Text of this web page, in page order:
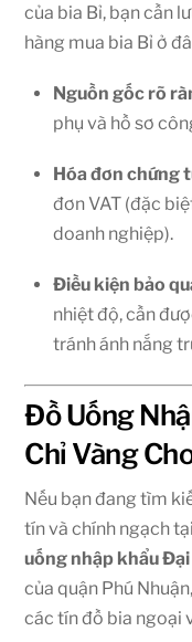
của bia Bỉ, bạn cần
hàng mua bia Bỉ ở
Nguồn gốc rõ
phụ và hồ sơ
Hóa đơn chứng
đơn VAT (đặc
doanh nghiệp).
Điều kiện bảo
nhiệt độ, cần
tránh ánh nắng
Đồ Uống
Chỉ Vàng
Nếu bạn đang tìm
tín và chính ngạch
uống nhập khẩu
của quận Phú
các tín đồ bia ngoại